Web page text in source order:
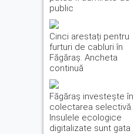
public
Cinci arestați pentru
furturi de cabluri în
Făgăraș. Ancheta
continuă
Făgăraș investește în
colectarea selectivă.
Insulele ecologice
digitalizate sunt gata